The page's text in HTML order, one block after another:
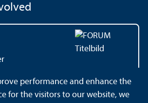
performance and enhance the
for the visitors to our website, we